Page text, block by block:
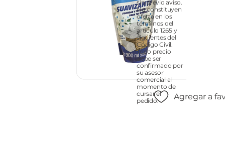
Agregar a
sin previo aviso.
No constituyen
oferta en los
términos del
artículo 1265 y
siguientes del
Código Civil.
Todo precio
debe ser
confirmado por
su asesor
comercial al
momento de
cursar el
pedido.